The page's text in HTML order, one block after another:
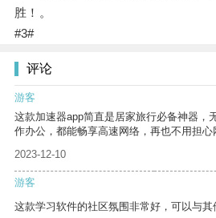
胜！。
#3#
评论
游客
这款加速器app简直是居家旅行必备神器，
作办公，都能畅享高速网络，再也不用担心
2023-12-10
游客
这款学习软件的社区氛围非常好，可以与其